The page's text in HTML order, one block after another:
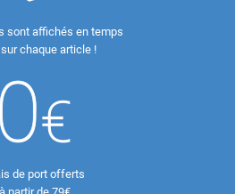
sont affichés en temps
chaque article !
de port offerts